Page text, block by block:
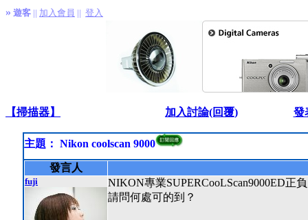
» 遊客 || 加入會員 || 登入
【掃描器】 加入討論(回覆) 發
主題： Nikon coolscan 9000
發言人
fuji
NIKON專業SUPERCooLScan9000ED正
請問何處可的到？